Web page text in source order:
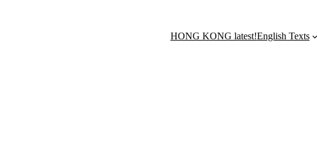
HONG KONG latest!English Texts